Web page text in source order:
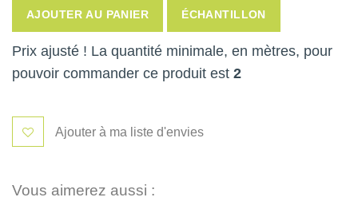
AJOUTER AU PANIER ÉCHANTILLON
Prix ajusté ! La quantité minimale, en mètres, pour
pouvoir commander ce produit est 2
Ajouter à ma liste d'envies
Vous aimerez aussi :